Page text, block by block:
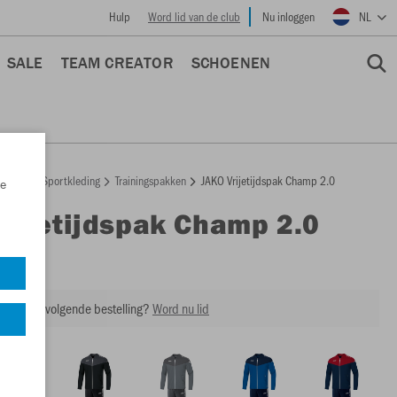
Hulp Word lid van de club Nu inloggen NL
SALE TEAM CREATOR SCHOENEN
Sportkleding Trainingspakken JAKO Vrijetijdspak Champ 2.0
Vrijetijdspak Champ 2.0
op je volgende bestelling?Word nu lid